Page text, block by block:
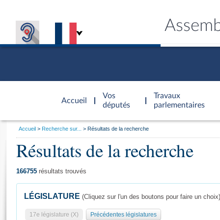
Accueil
d'accueil
Vos
députés
Travaux
parlementaires
Général
Vous
Accueil Recherche sur... Résultats de la recherche
Résultats de la recherche
166755 résultats trouvés
LÉGISLATURE (Cliquez sur l'un des boutons pour faire un choix)
17e législature (X) Précédentes législatures